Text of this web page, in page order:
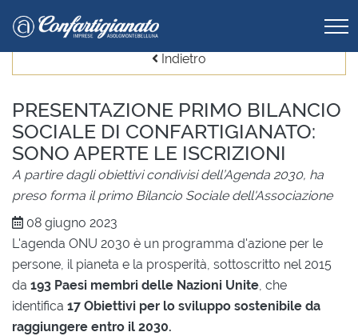
Indietro
PRESENTAZIONE PRIMO BILANCIO
SOCIALE DI CONFARTIGIANATO:
SONO APERTE LE ISCRIZIONI
A partire dagli obiettivi condivisi dell’Agenda 2030, ha
preso forma il primo Bilancio Sociale dell'Associazione
08 giugno 2023
L'agenda ONU 2030 è un programma d'azione per le
persone, il pianeta e la prosperità, sottoscritto nel 2015
da 193 Paesi membri delle Nazioni Unite, che
identifica 17 Obiettivi per lo sviluppo sostenibile da
raggiungere entro il 2030.